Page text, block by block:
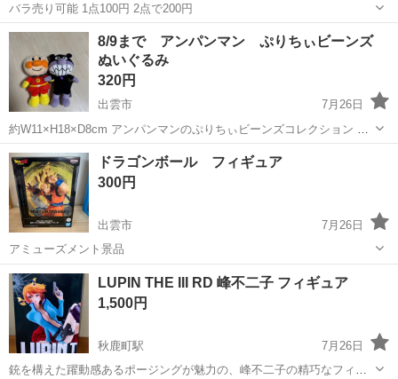
バラ売り可能 1点100円 2点で200円
島根 出雲市 その他
8/9まで アンパンマン ぷりちぃビーンズ
ぬいぐるみ
320円
出雲市
7月26日
約W11×H18×D8cm アンパンマンのぷりちぃビーンズコレクション ア
ンパンマンとバイキンマン 購入しましたが、うちの子供にはヒットせ
ず。 上からの撮影の為少し画角が悪いです。 汚れ等見当たりません。
☆お取...
島根 出雲市 おもちゃ
ドラゴンボール フィギュア
300円
出雲市
7月26日
アミューズメント景品
島根 出雲市
LUPIN THE III RD 峰不二子 フィギュア
1,500円
秋鹿町駅
7月26日
銃を構えた躍動感あるポージングが魅力の、峰不二子の精巧なフィギ